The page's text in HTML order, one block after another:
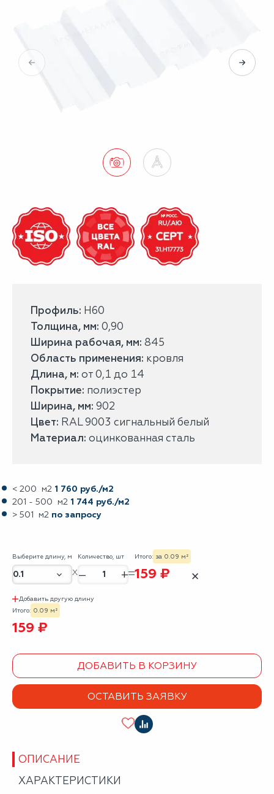
Профиль: H60
Толщина, мм: 0,90
Ширина рабочая, мм: 845
Область применения: кровля
Длина, м: от 0,1 до 14
Покрытие: полиэстер
Ширина, мм: 902
Цвет: RAL 9003 сигнальный белый
Материал: оцинкованная сталь
< 200 м2 1 760 руб./м2
201 - 500 м2 1 744 руб./м2
> 501 м2 по запросу
Выберите длину, м Количество, шт
– +
Итого: за 0.09 м²
159 ₽ ✕
Добавить другую длину
Итого: 0.09 м²
159 ₽
ДОБАВИТЬ В КОРЗИНУ
ОСТАВИТЬ ЗАЯВКУ
ОПИСАНИЕ
ХАРАКТЕРИСТИКИ